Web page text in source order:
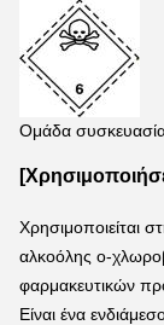
Ομάδα
Χρησιμοποιείται
αλκοόλης ο-
φαρμακευτικών
Είναι ένα